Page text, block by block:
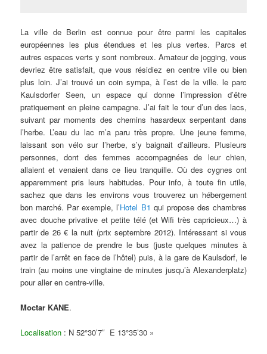
La ville de Berlin est connue pour être parmi les capitales
européennes les plus étendues et les plus vertes. Parcs et
autres espaces verts y sont nombreux. Amateur de jogging, vous
devriez être satisfait, que vous résidiez en centre ville ou bien
plus loin. J’ai trouvé un coin sympa, à l’est de la ville. le parc
Kaulsdorfer Seen, un espace qui donne l’impression d’être
pratiquement en pleine campagne. J’ai fait le tour d’un des lacs,
suivant par moments des chemins hasardeux serpentant dans
l’herbe. L’eau du lac m’a paru très propre. Une jeune femme,
laissant son vélo sur l’herbe, s’y baignait d’ailleurs. Plusieurs
personnes, dont des femmes accompagnées de leur chien,
allaient et venaient dans ce lieu tranquille. Où des cygnes ont
apparemment pris leurs habitudes. Pour info, à toute fin utile,
sachez que dans les environs vous trouverez un hébergement
bon marché. Par exemple, l’Hotel B1 qui propose des chambres
avec douche privative et petite télé (et Wifi très capricieux…) à
partir de 26 € la nuit (prix septembre 2012). Intéressant si vous
avez la patience de prendre le bus (juste quelques minutes à
partir de l’arrêt en face de l’hôtel) puis, à la gare de Kaulsdorf, le
train (au moins une vingtaine de minutes jusqu’à Alexanderplatz)
pour aller en centre-ville.
Moctar KANE.
Localisation : N 52°30’7″ E 13°35’30 »